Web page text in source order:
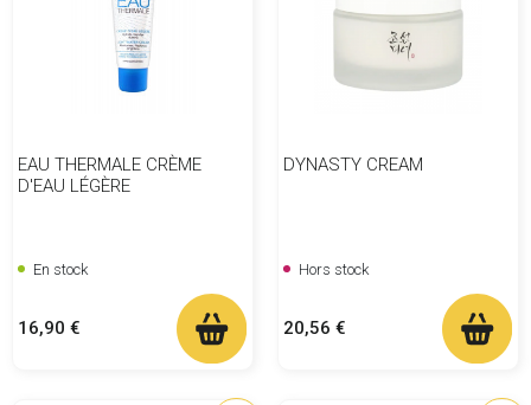
EAU THERMALE CRÈME
D'EAU LÉGÈRE
En stock
Prix
16,90 €
DYNASTY CREAM
Hors stock
Prix
20,56 €